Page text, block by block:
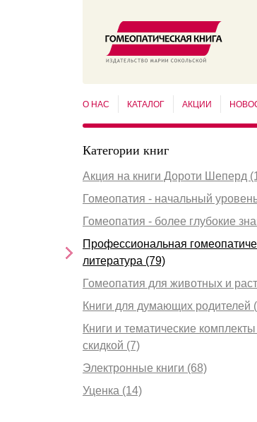
О НАС КАТАЛОГ АКЦИИ
Категории книг
Акция на книги Дороти Шеперд
Гомеопатия - начальный
Гомеопатия - более глубокие
Профессиональная
литература (79)
Гомеопатия для животных и
Книги для думающих родителей
Книги и тематические комплекты
скидкой (7)
Электронные книги (68)
Уценка (14)